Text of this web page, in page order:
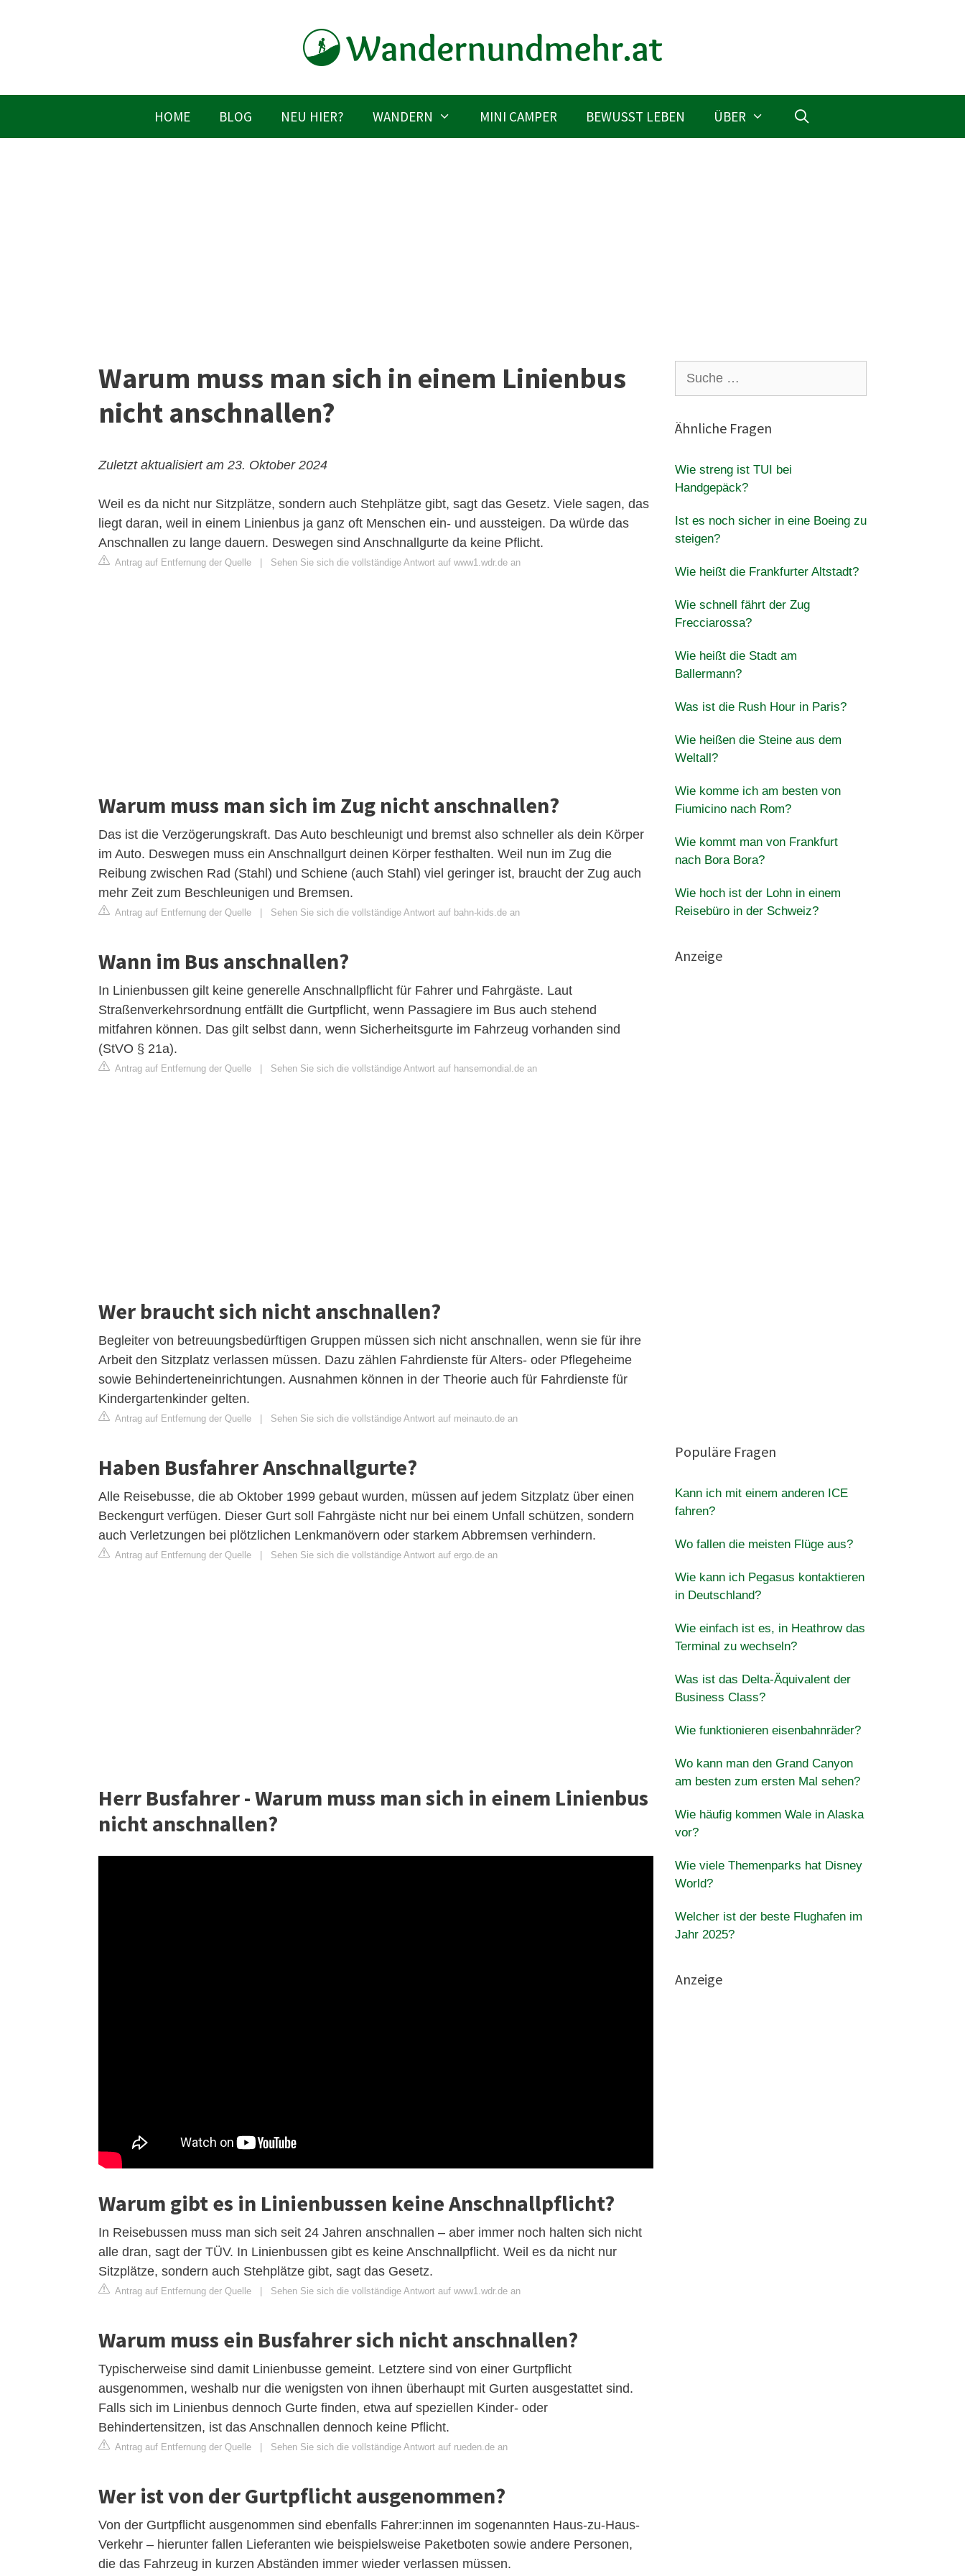
HOME BLOG NEU HIER? WANDERN MINI CAMPER BEWUSST LEBEN ÜBER
Warum muss man sich in einem Linienbus
nicht anschnallen?
Zuletzt aktualisiert am 23. Oktober 2024
Weil es da nicht nur Sitzplätze, sondern auch Stehplätze gibt, sagt das Gesetz. Viele sagen, das
liegt daran, weil in einem Linienbus ja ganz oft Menschen ein- und aussteigen. Da würde das
Anschnallen zu lange dauern. Deswegen sind Anschnallgurte da keine Pflicht.
Antrag auf Entfernung der Quelle Sehen Sie sich die vollständige Antwort auf www1.wdr.de an
Warum muss man sich im Zug nicht anschnallen?
Das ist die Verzögerungskraft. Das Auto beschleunigt und bremst also schneller als dein Körper
im Auto. Deswegen muss ein Anschnallgurt deinen Körper festhalten. Weil nun im Zug die
Reibung zwischen Rad (Stahl) und Schiene (auch Stahl) viel geringer ist, braucht der Zug auch
mehr Zeit zum Beschleunigen und Bremsen.
Antrag auf Entfernung der Quelle Sehen Sie sich die vollständige Antwort auf bahn-kids.de an
Wann im Bus anschnallen?
In Linienbussen gilt keine generelle Anschnallpflicht für Fahrer und Fahrgäste. Laut
Straßenverkehrsordnung entfällt die Gurtpflicht, wenn Passagiere im Bus auch stehend
mitfahren können. Das gilt selbst dann, wenn Sicherheitsgurte im Fahrzeug vorhanden sind
(StVO § 21a).
Antrag auf Entfernung der Quelle Sehen Sie sich die vollständige Antwort auf hansemondial.de an
Wer braucht sich nicht anschnallen?
Begleiter von betreuungsbedürftigen Gruppen müssen sich nicht anschnallen, wenn sie für ihre
Arbeit den Sitzplatz verlassen müssen. Dazu zählen Fahrdienste für Alters- oder Pflegeheime
sowie Behinderteneinrichtungen. Ausnahmen können in der Theorie auch für Fahrdienste für
Kindergartenkinder gelten.
Antrag auf Entfernung der Quelle Sehen Sie sich die vollständige Antwort auf meinauto.de an
Haben Busfahrer Anschnallgurte?
Alle Reisebusse, die ab Oktober 1999 gebaut wurden, müssen auf jedem Sitzplatz über einen
Beckengurt verfügen. Dieser Gurt soll Fahrgäste nicht nur bei einem Unfall schützen, sondern
auch Verletzungen bei plötzlichen Lenkmanövern oder starkem Abbremsen verhindern.
Antrag auf Entfernung der Quelle Sehen Sie sich die vollständige Antwort auf ergo.de an
Herr Busfahrer - Warum muss man sich in einem Linienbus
nicht anschnallen?
Warum gibt es in Linienbussen keine Anschnallpflicht?
In Reisebussen muss man sich seit 24 Jahren anschnallen – aber immer noch halten sich nicht
alle dran, sagt der TÜV. In Linienbussen gibt es keine Anschnallpflicht. Weil es da nicht nur
Sitzplätze, sondern auch Stehplätze gibt, sagt das Gesetz.
Antrag auf Entfernung der Quelle | Sehen Sie sich die vollständige Antwort auf www1.wdr.de an
Warum muss ein Busfahrer sich nicht anschnallen?
Typischerweise sind damit Linienbusse gemeint. Letztere sind von einer Gurtpflicht
ausgenommen, weshalb nur die wenigsten von ihnen überhaupt mit Gurten ausgestattet sind.
Falls sich im Linienbus dennoch Gurte finden, etwa auf speziellen Kinder- oder
Behindertensitzen, ist das Anschnallen dennoch keine Pflicht.
Antrag auf Entfernung der Quelle | Sehen Sie sich die vollständige Antwort auf rueden.de an
Wer ist von der Gurtpflicht ausgenommen?
Von der Gurtpflicht ausgenommen sind ebenfalls Fahrer:innen im sogenannten Haus-zu-Haus-
Verkehr – hierunter fallen Lieferanten wie beispielsweise Paketboten sowie andere Personen,
die das Fahrzeug in kurzen Abständen immer wieder verlassen müssen.
nach:
Ähnliche Fragen
Wie streng ist TUI bei
Handgepäck?
Ist es noch sicher in eine Boeing zu
steigen?
Wie heißt die Frankfurter Altstadt?
Wie schnell fährt der Zug
Frecciarossa?
Wie heißt die Stadt am
Ballermann?
Was ist die Rush Hour in Paris?
Wie heißen die Steine aus dem
Weltall?
Wie komme ich am besten von
Fiumicino nach Rom?
Wie kommt man von Frankfurt
nach Bora Bora?
Wie hoch ist der Lohn in einem
Reisebüro in der Schweiz?
Anzeige
Populäre Fragen
Kann ich mit einem anderen ICE
fahren?
Wo fallen die meisten Flüge aus?
Wie kann ich Pegasus kontaktieren
in Deutschland?
Wie einfach ist es, in Heathrow das
Terminal zu wechseln?
Was ist das Delta-Äquivalent der
Business Class?
Wie funktionieren eisenbahnräder?
Wo kann man den Grand Canyon
am besten zum ersten Mal sehen?
Wie häufig kommen Wale in Alaska
vor?
Wie viele Themenparks hat Disney
World?
Welcher ist der beste Flughafen im
Jahr 2025?
Anzeige